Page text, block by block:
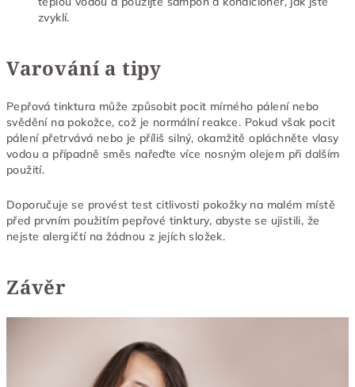
zvyklí.
Varování a tipy
Pepřová tinktura může způsobit pocit mírného pálení nebo
svědění na pokožce, což je normální reakce. Pokud však pocit
pálení přetrvává nebo je příliš silný, okamžitě opláchněte vlasy
vodou a případně směs nařeďte více nosným olejem při dalším
použití.
Doporučuje se provést test citlivosti pokožky na malém místě
před prvním použitím pepřové tinktury, abyste se ujistili, že
nejste alergičtí na žádnou z jejích složek.
Závěr